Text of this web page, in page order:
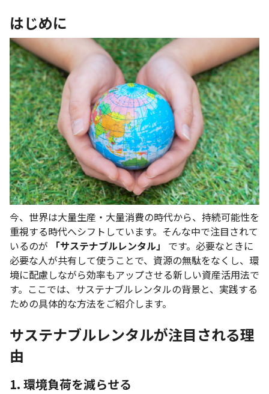
はじめに
今、世界は大量生産・大量消費の時代から、持続可能性を
重視する時代へシフトしています。そんな中で注目されて
いるのが
「サステナブルレンタル」
です。必要なときに
必要な人が共有して使うことで、資源の無駄をなくし、環
境に配慮しながら効率もアップさせる新しい資産活用法で
す。ここでは、サステナブルレンタルの背景と、実践する
ための具体的な方法をご紹介します。
サステナブルレンタルが注目される理
由
1. 環境負荷を減らせる